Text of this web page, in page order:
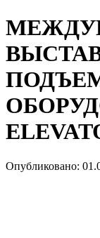
Опубликовано: